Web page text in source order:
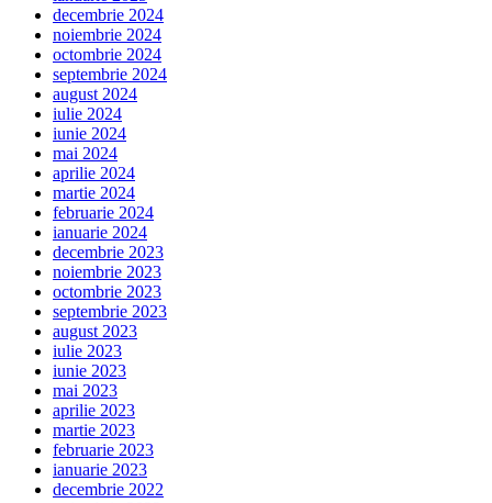
decembrie 2024
noiembrie 2024
octombrie 2024
septembrie 2024
august 2024
iulie 2024
iunie 2024
mai 2024
aprilie 2024
martie 2024
februarie 2024
ianuarie 2024
decembrie 2023
noiembrie 2023
octombrie 2023
septembrie 2023
august 2023
iulie 2023
iunie 2023
mai 2023
aprilie 2023
martie 2023
februarie 2023
ianuarie 2023
decembrie 2022